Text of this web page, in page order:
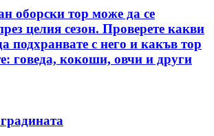
оборски тор може да се
целия сезон. Проверете какви
подхранвате с него и какъв тор
говеда, кокоши, овчи и други